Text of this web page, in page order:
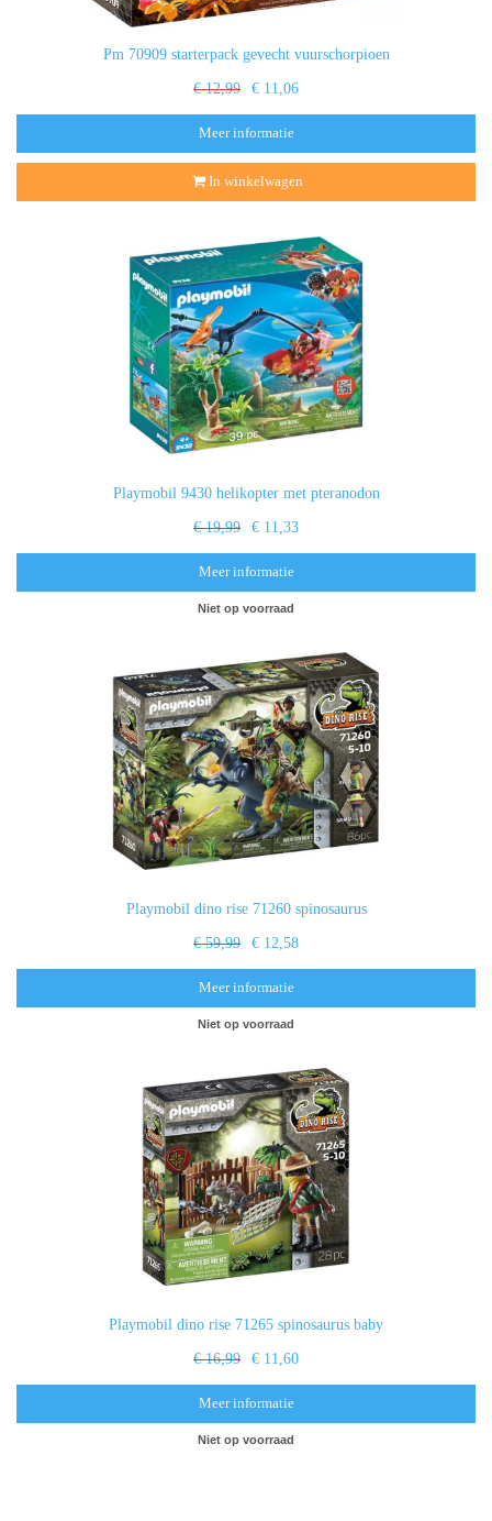
Pm 70909 starterpack gevecht vuurschorpioen
€ 12,99 € 11,06
Meer informatie
In winkelwagen
Playmobil 9430 helikopter met pteranodon
€ 19,99 € 11,33
Meer informatie
Niet op voorraad
Playmobil dino rise 71260 spinosaurus
€ 59,99 € 12,58
Meer informatie
Niet op voorraad
Playmobil dino rise 71265 spinosaurus baby
€ 16,99 € 11,60
Meer informatie
Niet op voorraad